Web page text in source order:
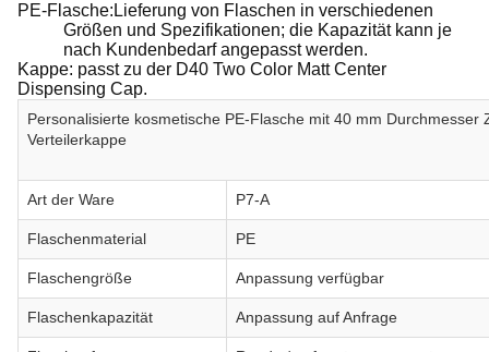
PE-Flasche:Lieferung von Flaschen in verschiedenen
Größen und Spezifikationen; die Kapazität kann je
nach Kundenbedarf angepasst werden.
Kappe: passt zu der D40 Two Color Matt Center
Dispensing Cap.
Personalisierte kosmetische PE-Flasche mit 40 mm Durchmesser
Verteilerkappe
Art der Ware P7-A
Flaschenmaterial PE
Flaschengröße Anpassung verfügbar
Flaschenkapazität Anpassung auf Anfrage